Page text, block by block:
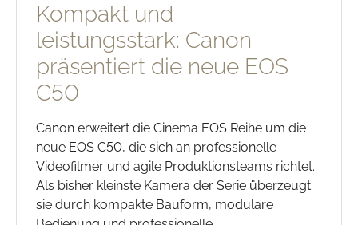
Kompakt und
leistungsstark: Canon
präsentiert die neue EOS
C50
Canon erweitert die Cinema EOS Reihe um die
neue EOS C50, die sich an professionelle
Videofilmer und agile Produktionsteams richtet.
Als bisher kleinste Kamera der Serie überzeugt
sie durch kompakte Bauform, modulare